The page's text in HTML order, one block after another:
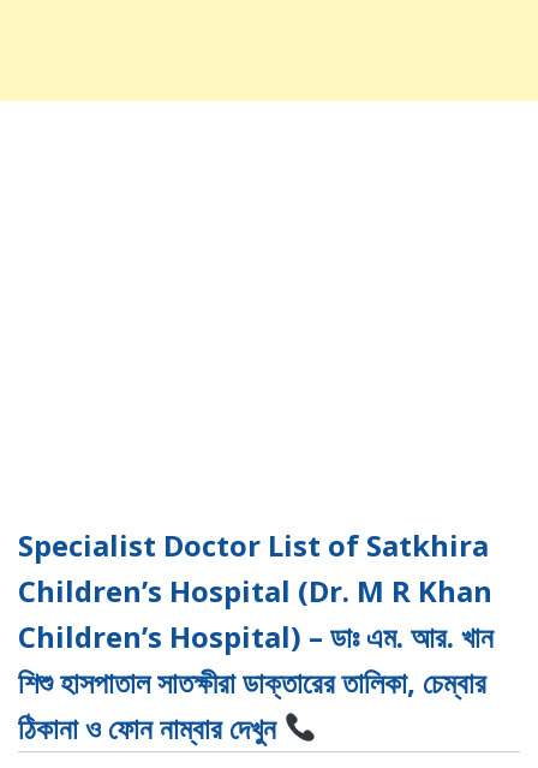
Specialist Doctor List of Satkhira
Children’s Hospital (Dr. M R Khan
Children’s Hospital) – ডাঃ এম. আর. খান
শিশু হাসপাতাল সাতক্ষীরা ডাক্তারের তালিকা, চেম্বার
ঠিকানা ও ফোন নাম্বার দেখুন